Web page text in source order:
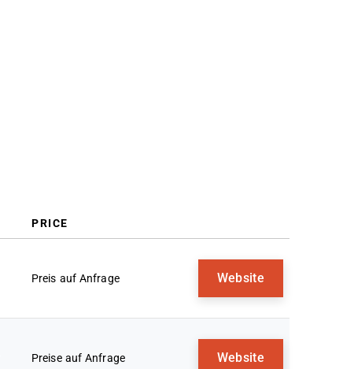
PRICE
Preis auf Anfrage Website
Preise auf Anfrage Website